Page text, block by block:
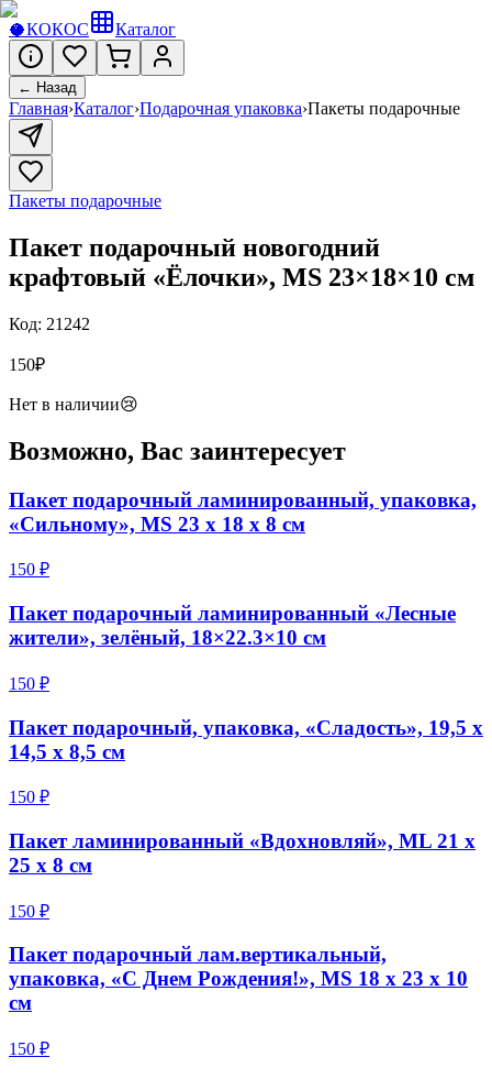
🥥КОКОС Каталог
← Назад
Главная›Каталог›Подарочная упаковка›Пакеты подарочные
Пакеты подарочные
Пакет подарочный новогодний
крафтовый «Ёлочки», MS 23×18×10 см
Код: 21242
150₽
Нет в наличии😢
Возможно, Вас заинтересует
Пакет подарочный ламинированный, упаковка,
«Сильному», MS 23 х 18 х 8 см
150 ₽
Пакет подарочный ламинированный «Лесные
жители», зелёный, 18×22.3×10 см
150 ₽
Пакет подарочный, упаковка, «Сладость», 19,5 х
14,5 х 8,5 см
150 ₽
Пакет ламинированный «Вдохновляй», ML 21 х
25 х 8 см
150 ₽
Пакет подарочный лам.вертикальный,
упаковка, «С Днем Рождения!», MS 18 х 23 х 10
см
150 ₽